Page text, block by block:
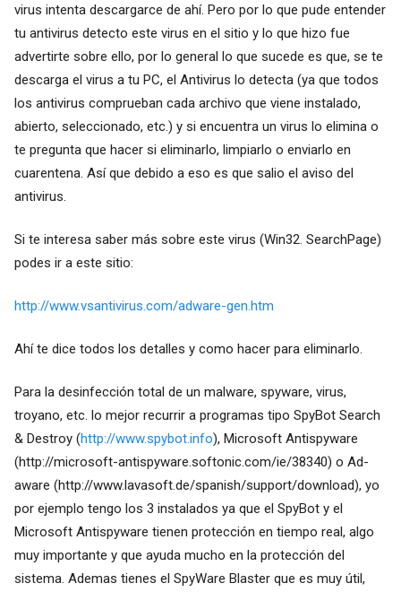
virus intenta descargarce de ahí. Pero por lo que pude entender
tu antivirus detecto este virus en el sitio y lo que hizo fue
advertirte sobre ello, por lo general lo que sucede es que, se te
descarga el virus a tu PC, el Antivirus lo detecta (ya que todos
los antivirus comprueban cada archivo que viene instalado,
abierto, seleccionado, etc.) y si encuentra un virus lo elimina o
te pregunta que hacer si eliminarlo, limpiarlo o enviarlo en
cuarentena. Así que debido a eso es que salio el aviso del
antivirus.
Si te interesa saber más sobre este virus (Win32. SearchPage)
podes ir a este sitio:
http://www.vsantivirus.com/adware-gen.htm
Ahí te dice todos los detalles y como hacer para eliminarlo.
Para la desinfección total de un malware, spyware, virus,
troyano, etc. lo mejor recurrir a programas tipo SpyBot Search
& Destroy (http://www.spybot.info), Microsoft Antispyware
(http://microsoft-antispyware.softonic.com/ie/38340) o Ad-
aware (http://www.lavasoft.de/spanish/support/download), yo
por ejemplo tengo los 3 instalados ya que el SpyBot y el
Microsoft Antispyware tienen protección en tiempo real, algo
muy importante y que ayuda mucho en la protección del
sistema. Ademas tienes el SpyWare Blaster que es muy útil,